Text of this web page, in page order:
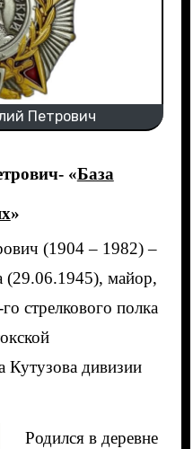
Петрович
«База
»
(29.06.1945), майор,
стрелкового полка
Кутузова дивизии
Родился в деревне